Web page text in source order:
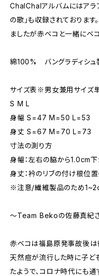
ChalChalアルバムにはアラ
の歌」も収録されております
ましたが赤ベコと一緒にベ
綿100% バングラディシュ
サイズ表※男女兼用サイズ
S M L
身幅 S=47 M=50 L=53
身丈 S=67 M=70 L=73
寸法の測り方
身幅：左右の脇から1.0cm
身丈：衿のリブの付け根位
※注意/繊維製品のため
～Team Bekoの佐藤真紀
赤ベコは福島原発事故後は
天然痘が流行した時に子ど
たようで、コロナ時代にも通